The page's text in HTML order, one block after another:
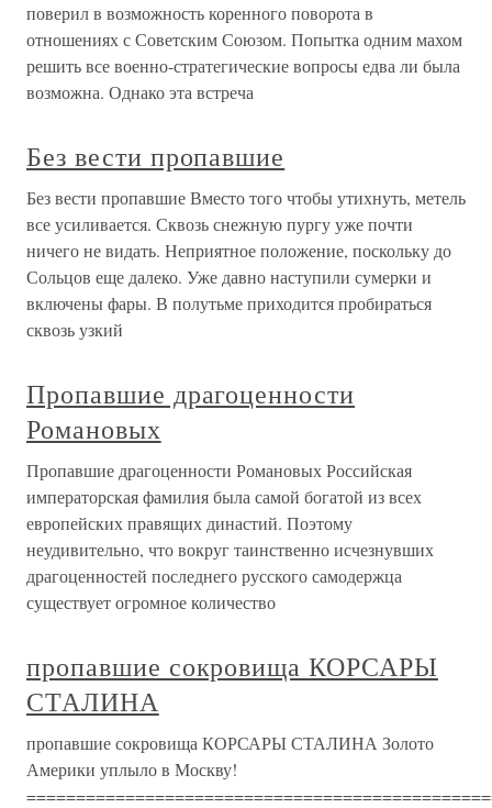
поверил в возможность коренного поворота в
отношениях с Советским Союзом. Попытка одним махом
решить все военно-стратегические вопросы едва ли была
возможна. Однако эта встреча
Без вести пропавшие
Без вести пропавшие Вместо того чтобы утихнуть, метель
все усиливается. Сквозь снежную пургу уже почти
ничего не видать. Неприятное положение, поскольку до
Сольцов еще далеко. Уже давно наступили сумерки и
включены фары. В полутьме приходится пробираться
сквозь узкий
Пропавшие драгоценности
Романовых
Пропавшие драгоценности Романовых Российская
императорская фамилия была самой богатой из всех
европейских правящих династий. Поэтому
неудивительно, что вокруг таинственно исчезнувших
драгоценностей последнего русского самодержца
существует огромное количество
пропавшие сокровища КОРСАРЫ
СТАЛИНА
пропавшие сокровища КОРСАРЫ СТАЛИНА Золото
Америки уплыло в Москву!